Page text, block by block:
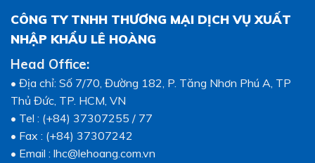
CÔNG TY TNHH THƯƠNG MẠI DỊCH VỤ XUẤT
NHẬP KHẨU LÊ HOÀNG
Head Office:
• Địa chỉ: Số 7/70, Đường 182, P. Tăng Nhơn Phú A, TP
Thủ Đức, TP. HCM, VN
• Tel : (+84) 37307255 / 77
• Fax : (+84) 37307242
• Email : lhc@lehoang.com.vn